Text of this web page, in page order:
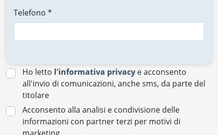
Telefono *
Ho letto l'informativa privacy e acconsento
all'invio di comunicazioni, anche sms, da parte del
titolare
Acconsento alla analisi e condivisione delle
informazioni con partner terzi per motivi di